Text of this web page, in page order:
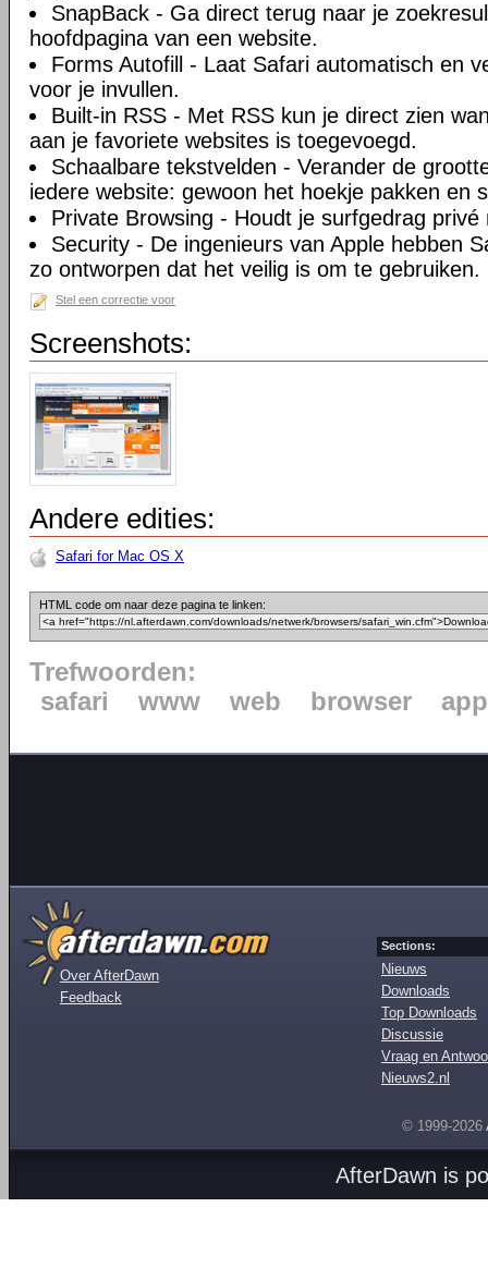
SnapBack - Ga direct terug naar je
hoofdpagina van een website.
Forms Autofill - Laat Safari automatisch en
voor je invullen.
Built-in RSS - Met RSS kun je direct zien
aan je favoriete websites is toegevoegd.
Schaalbare tekstvelden - Verander de
iedere website: gewoon het hoekje pakken en
Private Browsing - Houdt je surfgedrag
Security - De ingenieurs van Apple hebben
zo ontworpen dat het veilig is om te gebruiken.
Stel een correctie voor
Screenshots:
Andere edities:
Safari for Mac OS X
HTML code om naar deze pagina te linken:
Trefwoorden:
safari
www web browser
Over AfterDawn
Feedback
Sections:
Nieuws
Downloads
Top Downloads
Discussie
Vraag en
Nieuws2.nl
© 1999-2026
AfterDawn is